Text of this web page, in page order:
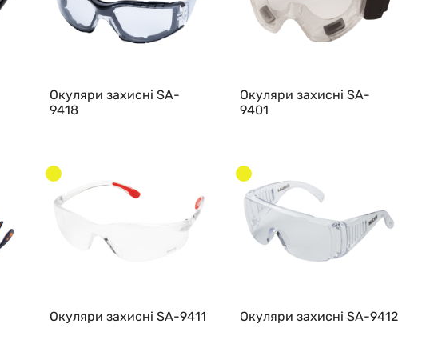
Окуляри захисні SA-
9418
Окуляри захисні SA-
9401
Окуляри захисні SA-9411 Окуляри захисні SA-9412